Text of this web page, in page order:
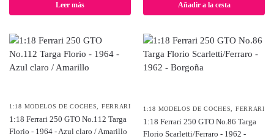
Leer más Añadir a la cesta
1:18 MODELOS DE COCHES FERRARI
1:18 Ferrari 250 GTO No.112 Targa
Florio - 1964 - Azul claro / Amarillo
1:18 MODELOS DE COCHES FERRARI
1:18 Ferrari 250 GTO No.86 Targa
Florio Scarletti/Ferraro - 1962 -